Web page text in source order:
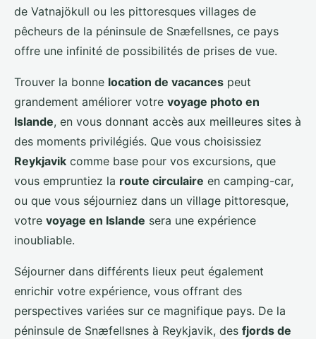
de Vatnajökull ou les pittoresques villages de
pêcheurs de la péninsule de Snæfellsnes, ce pays
offre une infinité de possibilités de prises de vue.
Trouver la bonne location de vacances peut
grandement améliorer votre voyage photo en
Islande, en vous donnant accès aux meilleures sites à
des moments privilégiés. Que vous choisissiez
Reykjavik comme base pour vos excursions, que
vous empruntiez la route circulaire en camping-car,
ou que vous séjourniez dans un village pittoresque,
votre voyage en Islande sera une expérience
inoubliable.
Séjourner dans différents lieux peut également
enrichir votre expérience, vous offrant des
perspectives variées sur ce magnifique pays. De la
péninsule de Snæfellsnes à Reykjavik, des fjords de